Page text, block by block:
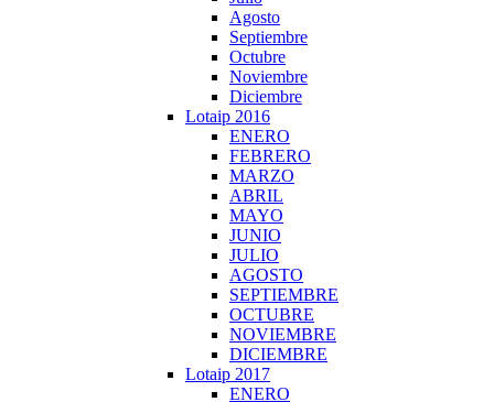
Agosto
Septiembre
Octubre
Noviembre
Diciembre
Lotaip 2016
ENERO
FEBRERO
MARZO
ABRIL
MAYO
JUNIO
JULIO
AGOSTO
SEPTIEMBRE
OCTUBRE
NOVIEMBRE
DICIEMBRE
Lotaip 2017
ENERO